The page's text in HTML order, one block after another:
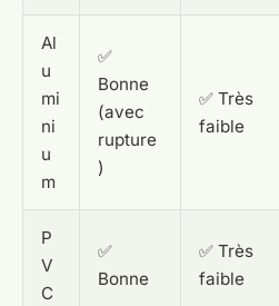
Al
u
mi
ni
u
m
✅
Bonne
(avec
rupture
)
✅ Très
faible
P
V
C
✅
Bonne
✅ Très
faible